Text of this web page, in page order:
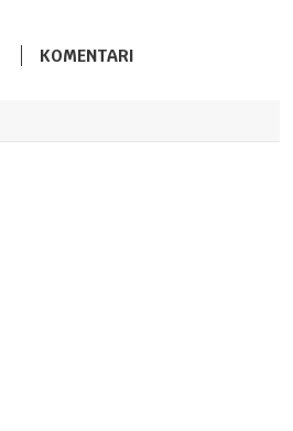
KOMENTARI
BEBETTO
153,50